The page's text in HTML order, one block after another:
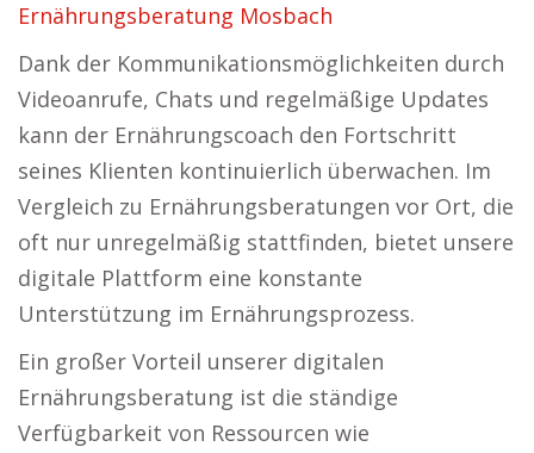
Ernährungsberatung Mosbach
Dank der Kommunikationsmöglichkeiten durch
Videoanrufe, Chats und regelmäßige Updates
kann der Ernährungscoach den Fortschritt
seines Klienten kontinuierlich überwachen. Im
Vergleich zu Ernährungsberatungen vor Ort, die
oft nur unregelmäßig stattfinden, bietet unsere
digitale Plattform eine konstante
Unterstützung im Ernährungsprozess.
Ein großer Vorteil unserer digitalen
Ernährungsberatung ist die ständige
Verfügbarkeit von Ressourcen wie